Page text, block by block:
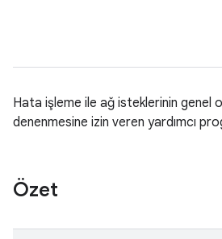
Hata işleme ile ağ isteklerinin genel
denenmesine izin veren yardımcı
Özet